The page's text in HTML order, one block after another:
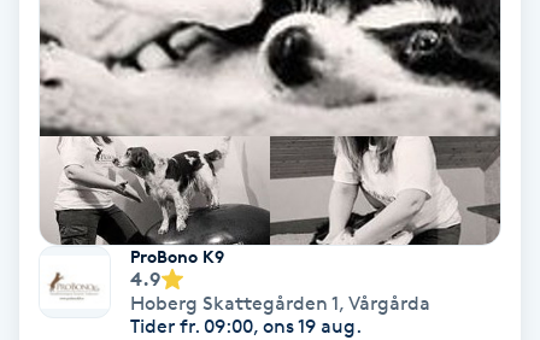
Hypnos
Hårborttagning
Hårbottenbehandling
Hårförlängning
Hårvård
ProBono K9
4.9
Hoberg Skattegården 1, Vårgårda
Tider fr. 09:00, ons 19 aug.